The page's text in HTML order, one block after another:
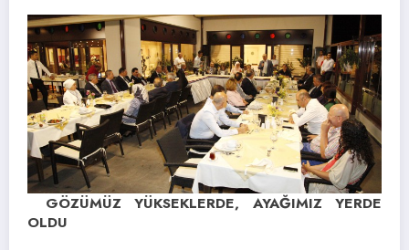
GÖZÜMÜZ YÜKSEKLERDE, AYAĞIMIZ YERDE
OLDU